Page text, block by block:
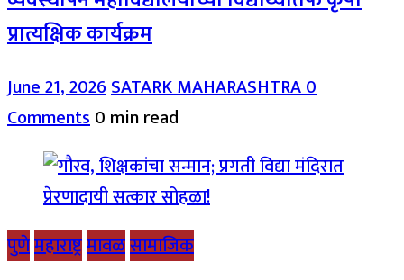
प्रात्यक्षिक कार्यक्रम
June 21, 2026SATARK MAHARASHTRA0
Comments0 min read
पुणेमहाराष्ट्रमावळसामाजिक